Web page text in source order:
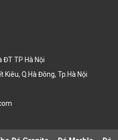
ĐT TP Hà Nội
Kiêu, Q.Hà Đông, Tp.Hà Nội